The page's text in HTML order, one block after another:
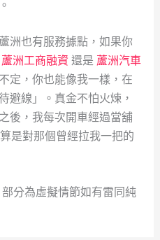
洲也有服務據點，如果你
蘆洲工商融資 還是 蘆洲汽車
定，你也能像我一樣，在
避線」。真金不怕火煉，
後，我每次開車經過當舖
是對那個曾經拉我一把的
分為虛擬情節如有雷同純